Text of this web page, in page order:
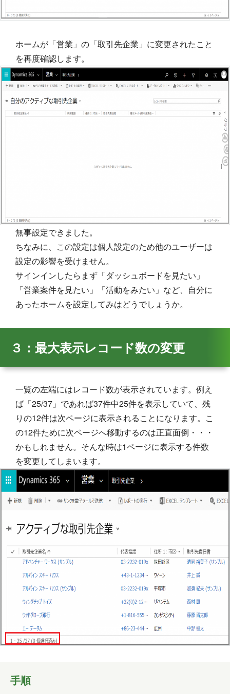
ホームが「営業」の「取引先企業」に変更されたこと
を再度確認します。
無事設定できました。
ちなみに、この設定は個人設定のため他のユーザーは
設定の影響を受けません。
サインインしたらまず「ダッシュボードを見たい」
「営業案件を見たい」「活動をみたい」など、自分に
あったホームを設定してみはどうでしょうか。
３：最大表示レコード数の変更
一覧の左端にはレコード数が表示されています。例え
ば「25/37」であれば37件中25件を表示していて、残
りの12件は次ページに表示されることになります。こ
の12件ために次ページへ移動するのは正直面倒・・・
かもしれません。そんな時は1ページに表示する件数
を変更してしまいます。
手順